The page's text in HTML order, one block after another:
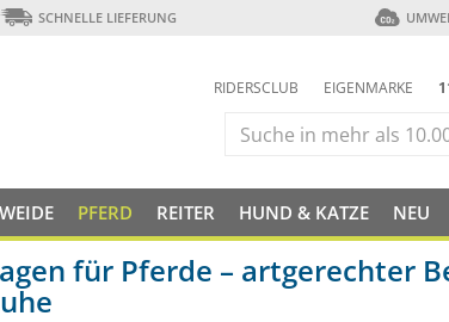
SCHNELLE LIEFERUNG
RIDERSCLUB EIGENMARKE
PFERD REITER HUND & KATZE NEU
für Pferde – artgerechter